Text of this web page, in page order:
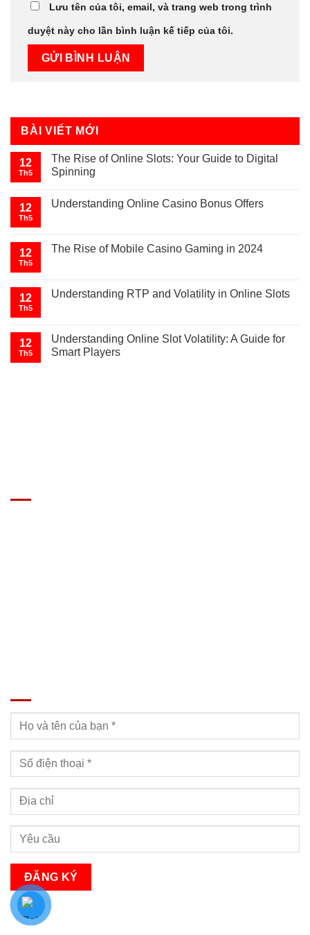
Lưu tên của tôi, email, và trang web trong trình
duyệt này cho lần bình luận kế tiếp của tôi.
BÀI VIẾT MỚI
12
Th5
The Rise of Online Slots: Your Guide to Digital
Spinning
12
Th5
Understanding Online Casino Bonus Offers
12
Th5
The Rise of Mobile Casino Gaming in 2024
12
Th5
Understanding RTP and Volatility in Online Slots
12
Th5
Understanding Online Slot Volatility: A Guide for
Smart Players
Bạn sẽ nhận được cuộc gọi tư vấn trong vòng 24h